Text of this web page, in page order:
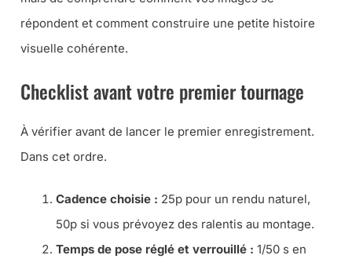
répondent et comment construire une petite histoire
visuelle cohérente.
Checklist avant votre premier tournage
À vérifier avant de lancer le premier enregistrement.
Dans cet ordre.
Cadence choisie : 25p pour un rendu naturel,
50p si vous prévoyez des ralentis au montage.
Temps de pose réglé et verrouillé : 1/50 s en